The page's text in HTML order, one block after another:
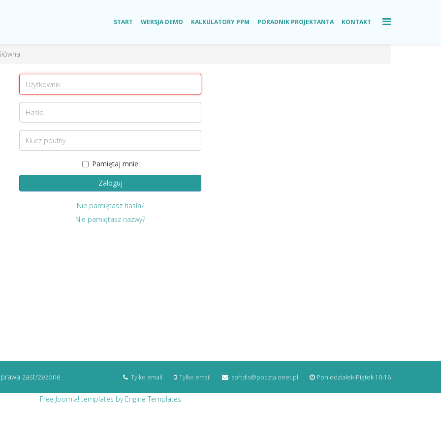
START WERSJA DEMO KALKULATORY PPM PORADNIK PROJEKTANTA KONTAKT
Pamiętaj mnie
Zaloguj
Nie pamiętasz hasła?
Nie pamiętasz nazwy?
Tylko email Tylko email softdis@poczta.onet.pl Poniedziałek-Piątek 10-16
zastrzeżone.
Free Joomla! templates by Engine Templates